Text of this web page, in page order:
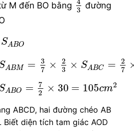
M đến BO bằng 3
đường
SABO
A
A BM =
3
7
×
2
3
× SA BC =
2
7
A 7× 3× AB ×
ABO =
7
2
× 30 = 105cm2
AB 2× 30=105cm
ABCD, hai đường chéo AB
Biết diện tích tam giác AOD